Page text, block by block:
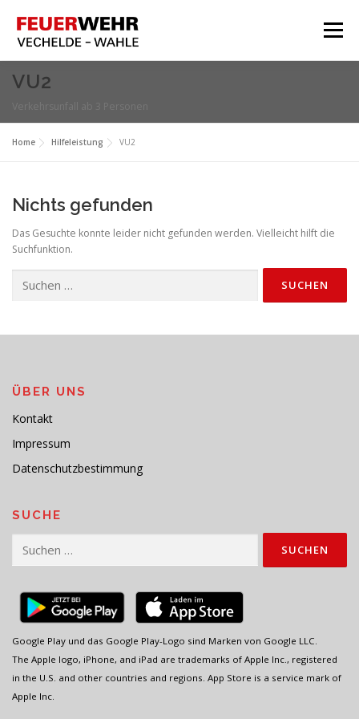
Inhalt
springen
Menü
HOME
Über Uns
Meine Feuerwehr
VU2
Home Hilfeleistung VU2
Nichts gefunden
Das Gesuchte konnte leider nicht gefunden werden. Vielleicht hilft die
Suchfunktion.
nach:
ÜBER UNS
Kontakt
Impressum
Datenschutzbestimmung
SUCHE
Google Play und das Google Play-Logo sind Marken von Google LLC.
The Apple logo, iPhone, and iPad are trademarks of Apple Inc., registered
in the U.S. and other countries and regions. App Store is a service mark of
Apple Inc.